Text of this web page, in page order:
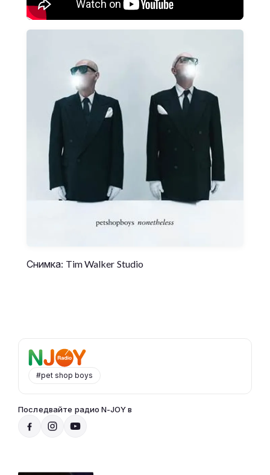
Снимка: Tim Walker Studio
#pet shop boys
Последвайте радио N-JOY в
00:00 - 12:00